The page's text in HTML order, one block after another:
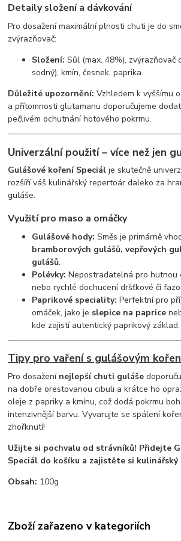
Detaily složení a dávkování
Pro dosažení maximální plnosti chuti je do
zvýrazňovač:
Složení: Sůl (max. 48%), zvýrazňovač
sodný), kmín, česnek, paprika.
Důležité upozornění: Vzhledem k vyššímu
a přítomnosti glutamanu doporučujeme
pečlivém ochutnání hotového pokrmu.
Univerzální použití – více než jen
Gulášové koření Speciál je skutečně
rozšíří váš kulinářský repertoár daleko za
guláše.
Využití pro maso a omáčky
Gulášové hody: Směs je primárně
bramborových gulášů, vepřových
gulášů.
Polévky: Nepostradatelná pro hutnou
nebo rychlé dochucení dršťkové či
Paprikové speciality: Perfektní pro
omáček, jako je slepice na paprice
kde zajistí autentický paprikový základ.
Tipy pro vaření s gulášovým
Pro dosažení nejlepší chuti guláše
na dobře orestovanou cibuli a krátce ho
oleje z papriky a kmínu, což dodá pokrmu
intenzivnější barvu. Vyvarujte se spálení
zhořknutí!
Užijte si pochvalu od strávníků! Přidejte
Speciál do košíku a zajistěte si kulinářský
Obsah: 100g
Zboží zařazeno v kategoriích